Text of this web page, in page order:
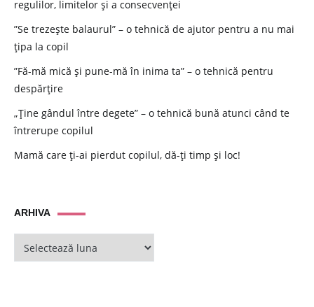
regulilor, limitelor și a consecvenței
”Se trezește balaurul” – o tehnică de ajutor pentru a nu mai
țipa la copil
”Fă-mă mică și pune-mă în inima ta” – o tehnică pentru
despărțire
„Ține gândul între degete” – o tehnică bună atunci când te
întrerupe copilul
Mamă care ți-ai pierdut copilul, dă-ți timp și loc!
ARHIVAARHIVA